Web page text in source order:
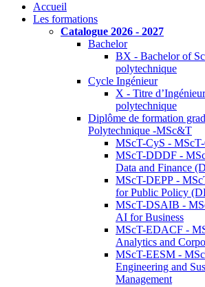
Accueil
Les formations
Catalogue 2026 - 2027
Bachelor
BX - Bachelor of
polytechnique
Cycle Ingénieur
X - Titre
polytechnique
Diplôme de formation
Polytechnique -MSc&T
MScT-CyS -
MScT-DDDF -
Data and Finance
MScT-DEPP -
for Public Policy
MScT-DSAIB -
AI for Business
MScT-EDACF -
Analytics and
MScT-EESM -
Engineering and
Management